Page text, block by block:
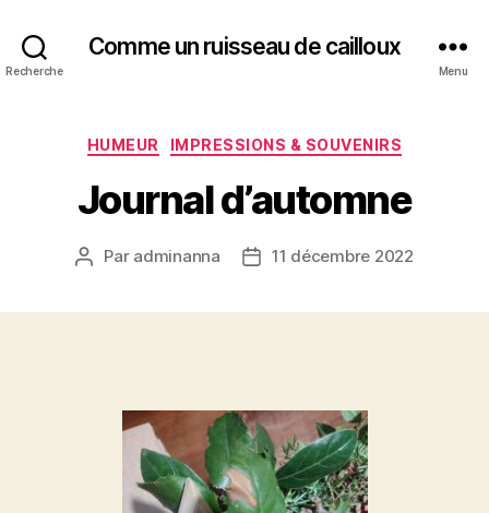
Recherche
Comme un ruisseau de cailloux
Menu
Catégories
HUMEUR IMPRESSIONS & SOUVENIRS
Journal d’automne
Auteur
Par adminanna
Date11 décembre 2022